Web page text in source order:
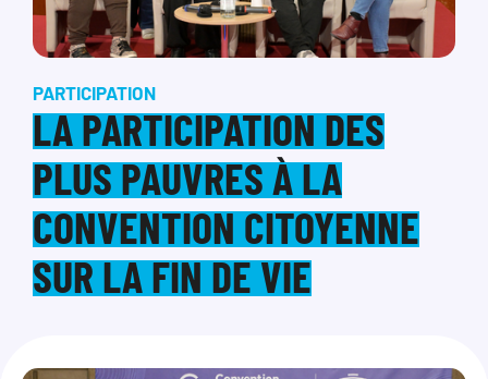
PARTICIPATION
LA PARTICIPATION DES
PLUS PAUVRES À LA
CONVENTION CITOYENNE
SUR LA FIN DE VIE